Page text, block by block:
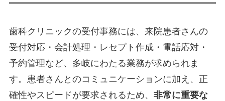
歯科クリニックの受付事務には、来院患者さんの
受付対応・会計処理・レセプト作成・電話応対・
予約管理など、多岐にわたる業務が求められま
す。患者さんとのコミュニケーションに加え、正
確性やスピードが要求されるため、 非常に重要な